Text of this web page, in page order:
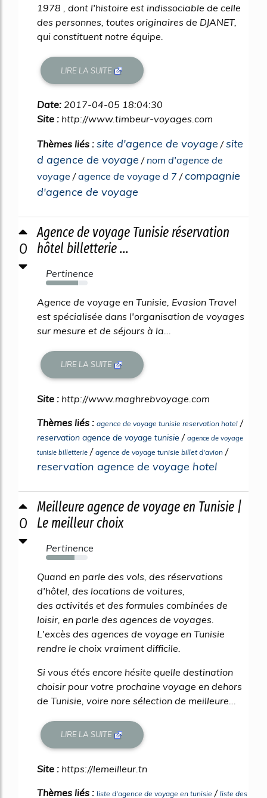
1978 , dont l'histoire est indissociable de celle
des personnes, toutes originaires de DJANET,
qui constituent notre équipe.
LIRE LA SUITE
Date: 2017-04-05 18:04:30
Site : http://www.timbeur-voyages.com
Thèmes liés : site d'agence de voyage /site
d agence de voyage / nom d'agence de
voyage /agence de voyage d 7 /compagnie
d'agence de voyage
0
Agence de voyage Tunisie réservation
hôtel billetterie ...
Pertinence
77%
Agence de voyage en Tunisie, Evasion Travel
est spécialisée dans l'organisation de voyages
sur mesure et de séjours à la...
LIRE LA SUITE
Site : http://www.maghrebvoyage.com
Thèmes liés : agence de voyage tunisie reservation hotel /
reservation agence de voyage tunisie / agence de voyage
tunisie billetterie / agence de voyage tunisie billet d'avion /
reservation agence de voyage hotel
0
Meilleure agence de voyage en Tunisie |
Le meilleur choix
Pertinence
68%
Quand en parle des vols, des réservations
d'hôtel, des locations de voitures,
des activités et des formules combinées de
loisir, en parle des agences de voyages.
L'excès des agences de voyage en Tunisie
rendre le choix vraiment difficile.
Si vous étés encore hésite quelle destination
choisir pour votre prochaine voyage en dehors
de Tunisie, voire nore sélection de meilleure...
LIRE LA SUITE
Site : https://lemeilleur.tn
Thèmes liés : liste d'agence de voyage en tunisie / liste des